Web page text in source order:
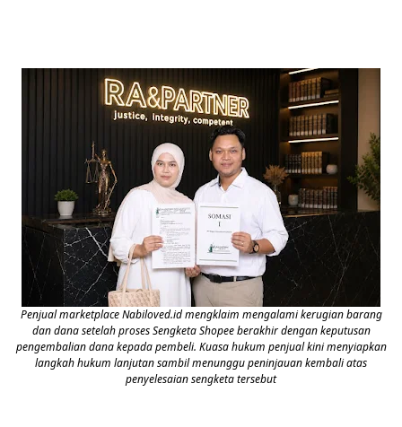
Penjual marketplace Nabiloved.id mengklaim mengalami kerugian barang
dan dana setelah proses Sengketa Shopee berakhir dengan keputusan
pengembalian dana kepada pembeli. Kuasa hukum penjual kini menyiapkan
langkah hukum lanjutan sambil menunggu peninjauan kembali atas
penyelesaian sengketa tersebut